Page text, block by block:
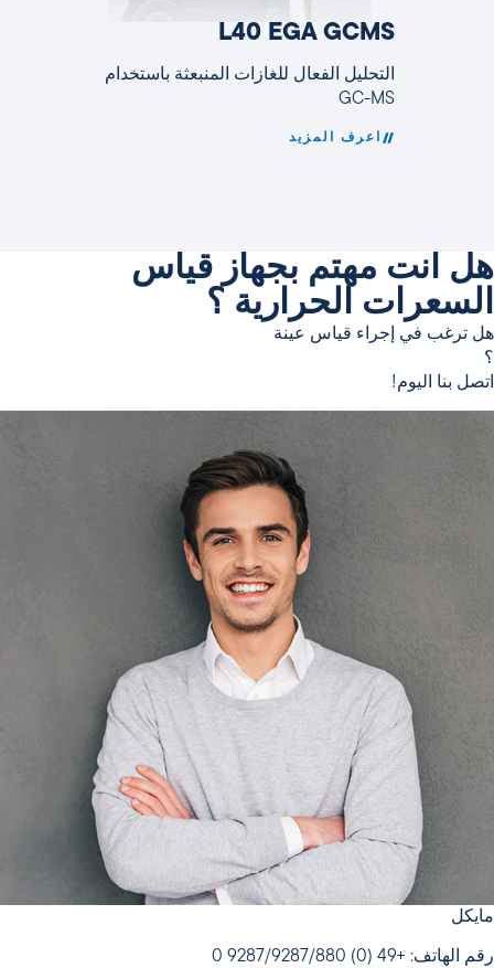
L40 EGA GCMS
التحليل الفعال للغازات المنبعثة باستخدام
GC-MS
اعرف المزيد
هل أنت مهتم بجهاز قياس
السعرات الحرارية ؟
هل ترغب في إجراء قياس عينة
؟
اتصل بنا اليوم!
مايكل
رقم الهاتف: +49 (0) 9287/9287/880 0